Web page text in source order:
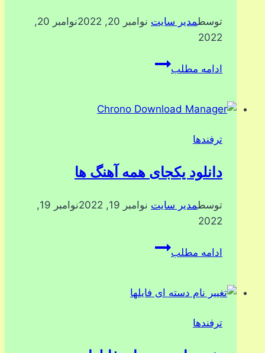
توسطمدیر سایت نوامبر 20, 2022
نوامبر 20,
2022
ادامه مطلبپسورد
7zip
ترفندها
دانلود یکجای همه آهنگ ها
توسطمدیر سایت نوامبر 19, 2022
نوامبر 19,
2022
ادامه مطلبدانلود
آهنگ
ترفندها